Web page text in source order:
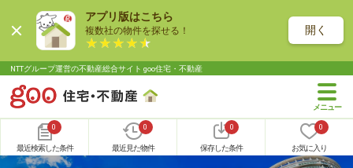
アプリ版はこちら
複数社の物件を探せる！ 開く
NTTグループ運営の不動産総合サイト goo住宅・不動産
0
最近検索した条件
0
最近見た物件
0
保存した条件
0
お気に入り